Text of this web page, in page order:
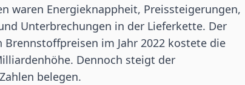
waren Energieknappheit, Preissteigerungen,
Unterbrechungen in der Lieferkette. Der
im Jahr 2022 kostete die
Dennoch steigt der
belegen.